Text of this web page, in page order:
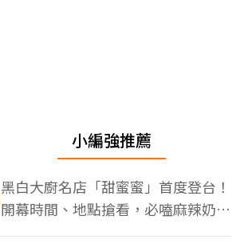
小編強推薦
黑白大廚名店「甜蜜蜜」首度登台！
開幕時間、地點搶看，必嗑麻辣奶油
蝦